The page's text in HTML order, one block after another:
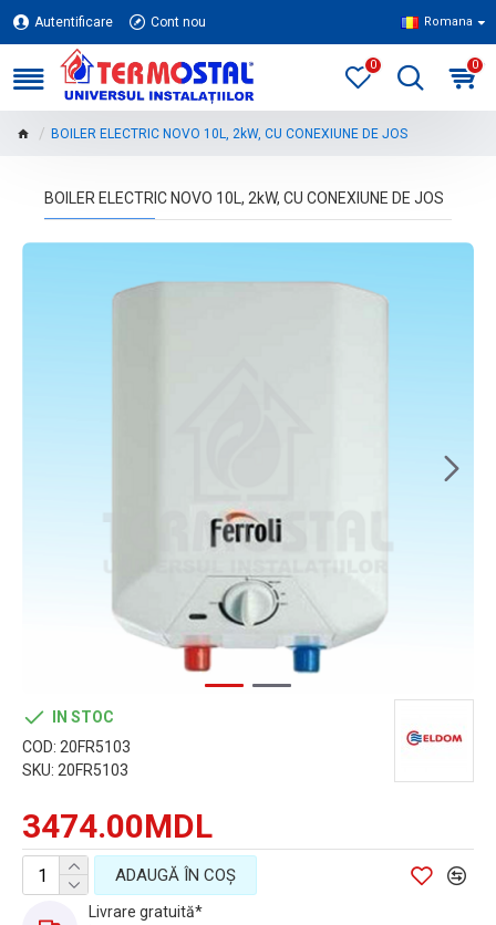
Autentificare Cont nou Romana
0 0
BOILER ELECTRIC NOVO 10L, 2kW, CU CONEXIUNE DE JOS
BOILER ELECTRIC NOVO 10L, 2kW, CU CONEXIUNE DE JOS
3474.00MDL
IN STOC
COD: 20FR5103
SKU: 20FR5103
ADAUGĂ ÎN COŞ
Livrare gratuită*